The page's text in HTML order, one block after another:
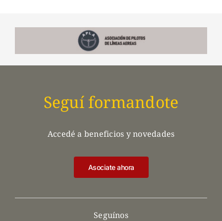
Seguínos
Seguí formandote
Accedé a beneficios y novedades
Asociate ahora